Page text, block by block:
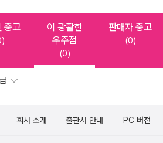
중고
이 광활한
우주점
(0)
판매자 중고
(0)
회사 소개 출판사 안내 PC 버전